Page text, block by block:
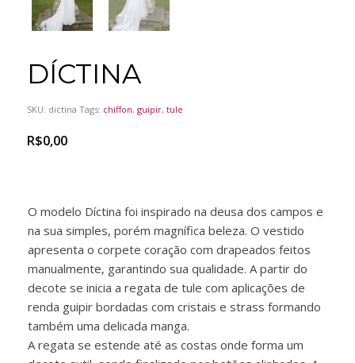
DÍCTINA
SKU: dictina Tags: chiffon, guipir, tule
R$0,00
O modelo Díctina foi inspirado na deusa dos campos e
na sua simples, porém magnífica beleza. O vestido
apresenta o corpete coração com drapeados feitos
manualmente, garantindo sua qualidade. A partir do
decote se inicia a regata de tule com aplicações de
renda guipir bordadas com cristais e strass formando
também uma delicada manga.
A regata se estende até as costas onde forma um